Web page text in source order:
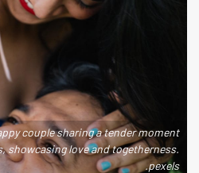
couple sharing a tender moment
showcasing love and togetherness.
.pexels